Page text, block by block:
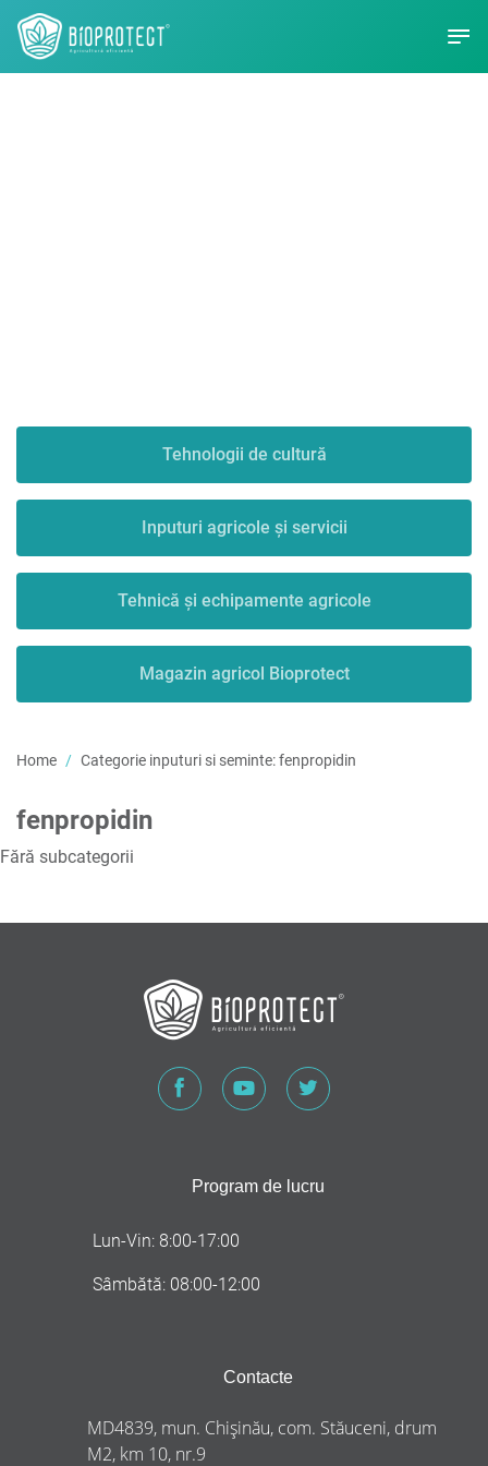
Tehnologii de cultură
Inputuri agricole și servicii
Tehnică și echipamente agricole
Magazin agricol Bioprotect
Home Categorie inputuri si seminte:fenpropidin
fenpropidin
Fără subcategorii
Program de lucru
Lun-Vin: 8:00-17:00
Sâmbătă: 08:00-12:00
Contacte
MD4839, mun. Chișinău, com. Stăuceni, drum
M2, km 10, nr.9